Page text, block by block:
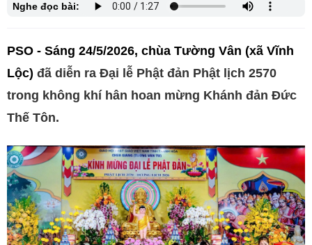
Nghe đọc bài:
PSO - Sáng 24/5/2026, chùa Tường Vân (xã Vĩnh
Lộc) đã diễn ra Đại lễ Phật đản Phật lịch 2570
trong không khí hân hoan mừng Khánh đản Đức
Thế Tôn.